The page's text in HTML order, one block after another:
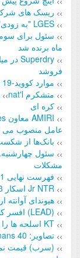
>> ریسک های
>> LGES "به زودی" کارخانه آریزونا را متصور شد: مدیرعامل
>>
ماه برنده شد
>>
فروشد
>> موارد کووید-19 در کره جنوبی در میان کاهش محدودیت ها
>> متشکرم nat'l >>
>> کره ای
>>
عامل منصوب می
>> بانک‌ها از شکست‌های تورنیکه ۲
>> سئول
مشکلات
>> فهرست نهایی KOSPI 200-1
>> Jr NTR اسکار 2023 خود را رمزگشایی می کند
>> هیوندای آوانته
>> (LEAD) افسر کارکنان اصرار کرد
>> KT اسلحه ها را به صورت دسته ای نامزد می کند
>> تصاویر: Freemans 40 قطعه Freestyle را راه اندازی کرد
>>